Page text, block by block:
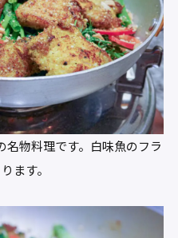
名物料理です。白味魚のフラ
ます。